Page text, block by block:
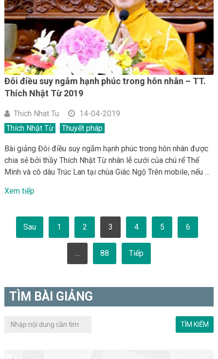
Đôi điều suy ngẫm hạnh phúc trong hôn nhân – TT.
Thích Nhật Từ 2019
Thich Nhat Tu
14-04-2019
Thích Nhật Từ
Thuyết pháp
Bài giảng Đôi điều suy ngẫm hạnh phúc trong hôn nhân được
chia sẻ bởi thầy Thích Nhật Từ nhân lễ cưới của chú rể Thế
Minh và cô dâu Trúc Lan tại chùa Giác Ngộ Trên mobile, nếu …
Xem tiếp
Phân
trang
bài
Sau 1 2 3 4 5 6
… 88 Tiếp
TÌM BÀI GIẢNG